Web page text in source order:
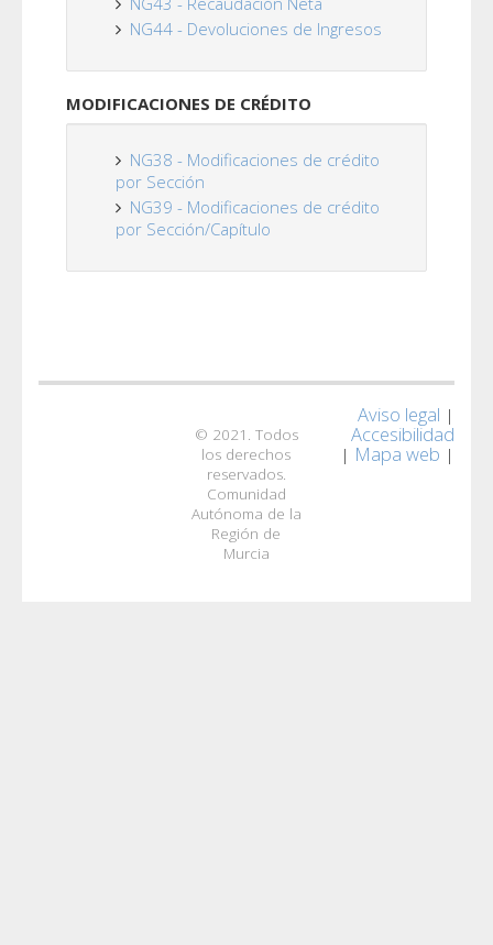
NG44 - Devoluciones de Ingresos
MODIFICACIONES DE CRÉDITO
NG38 - Modificaciones de crédito
por Sección
NG39 - Modificaciones de crédito
por Sección/Capítulo
© 2021. Todos
los derechos
reservados.
Comunidad
Autónoma de la
Región de
Murcia
Aviso legal |
Accesibilidad
| Mapa web |